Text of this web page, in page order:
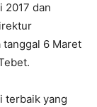
2017 dan
tanggal 6 Maret
terbaik yang